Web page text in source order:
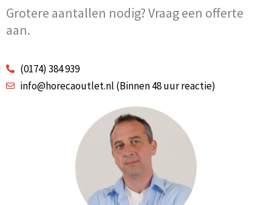
Grotere aantallen nodig? Vraag een offerte
aan.
(0174) 384 939
info@horecaoutlet.nl (Binnen 48 uur reactie)